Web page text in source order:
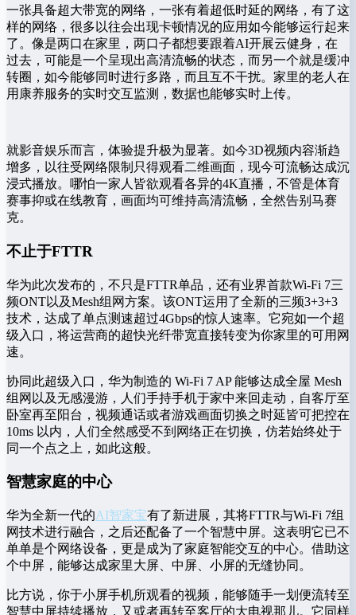
一张具备超大带宽的网络，一张有着超低时延的网络，有了这
样的网络，很多以往会出现卡顿情况的应用如今能够运行起来
了。像是两口在家里，两口子都想要跟着AI开展云健身，在
过去，可能是一个呈现出高清流畅的状态，而另一个就是缓冲
转圈，如今能够同时进行多路，而且互不干扰。家里的老人在
用康养服务的实时交互监测，数据也能够实时上传。
就影音娱乐而言，体验提升极为显著。如今3D视频内容渐趋
增多，以往受网络限制只得观看二维画面，现今可流畅达成沉
浸式播放。哪怕一家人皆欲观看各异的4K直播，不管是体育
赛事抑或在线教育，画面均可维持高清流畅，全然告别马赛
克。
不止于FTTR
华为此次发布的，不只是FTTR单品，还有业界首款Wi-Fi 7三
频ONT以及Mesh组网方案。该ONT运用了全新的三频3+3+3
技术，达成了单点测速超过4Gbps的惊人速率。它宛如一个超
级入口，将运营商的超快光纤带宽直接转变为你家里的可用网
速。
协同此超级入口，华为制造的 Wi-Fi 7 AP 能够达成全屋 Mesh
组网以及无感漫游，人们手持手机于家中来回走动，自客厅至
卧室再至阳台，视频通话或者游戏画面切换之时延皆可把控在
10ms 以内，人们全然感受不到网络正在切换，仿若始终处于
同一个点之上，如此这般。
智慧家庭的中心
华为全新一代的AI智家宝有了新进展，其将FTTR与Wi-Fi 7组
网技术进行融合，之后还配备了一个智慧中屏。这表明它已不
单单是个网络设备，更是成为了家庭智能交互的中心。借助这
个中屏，能够达成家里大屏、中屏、小屏的无缝协同。
比方说，你于小屏手机所观看的视频，能够随手一划便流转至
智慧中屏持续播放，又或者再转至客厅的大电视那儿。它同样